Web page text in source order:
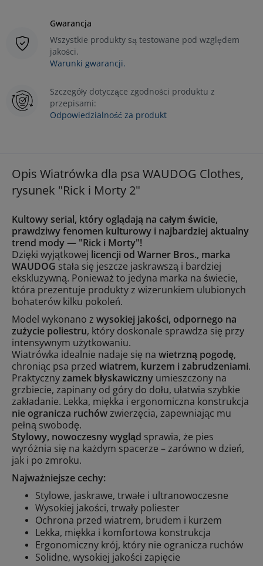
Gwarancja
Wszystkie produkty są testowane pod względem
jakości.
Warunki gwarancji.
Szczegóły dotyczące zgodności produktu z
przepisami:
Odpowiedzialność za produkt
Opis Wiatrówka dla psa WAUDOG Clothes,
rysunek "Rick i Morty 2"
Kultowy serial, który oglądają na całym świcie,
prawdziwy fenomen kulturowy i najbardziej aktualny
trend mody — "Rick i Morty"!
Dzięki wyjątkowej licencji od Warner Bros., marka
WAUDOG stała się jeszcze jaskrawszą i bardziej
ekskluzywną. Ponieważ to jedyna marka na świecie,
która prezentuje produkty z wizerunkiem ulubionych
bohaterów kilku pokoleń.
Model wykonano z wysokiej jakości, odpornego na
zużycie poliestru, który doskonale sprawdza się przy
intensywnym użytkowaniu.
Wiatrówka idealnie nadaje się na wietrzną pogodę,
chroniąc psa przed wiatrem, kurzem i zabrudzeniami.
Praktycznyzamek błyskawiczny umieszczony na
grzbiecie, zapinany od góry do dołu, ułatwia szybkie
zakładanie. Lekka, miękka i ergonomiczna konstrukcja
nie ogranicza ruchówzwierzęcia, zapewniając mu
pełną swobodę.
Stylowy, nowoczesny wygląd sprawia, że pies
wyróżnia się na każdym spacerze – zarówno w dzień,
jak i po zmroku.
Najważniejsze cechy:
Stylowe, jaskrawe, trwałe i ultranowoczesne
Wysokiej jakości, trwały poliester
Ochrona przed wiatrem, brudem i kurzem
Lekka, miękka i komfortowa konstrukcja
Ergonomiczny krój, który nie ogranicza ruchów
Solidne, wysokiej jakości zapięcie